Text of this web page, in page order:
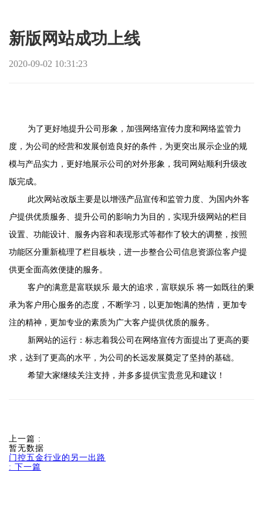
新版网站成功上线
2020-09-02 10:31:23
为了更好地提升公司形象，加强网络宣传力度和网络监管力
度，为公司的经营和发展创造良好的条件，为更突出展示企业的规
模与产品实力，更好地展示公司的对外形象，我司网站顺利升级改
版完成。
此次网站改版主要是以增强产品宣传和监管力度、为国内外客
户提供优质服务、提升公司的影响力为目的，实现升级网站的栏目
设置、功能设计、服务内容和表现形式等都作了较大的调整，按照
功能区分重新梳理了栏目板块，进一步整合公司信息资源位客户提
供更全面高效便捷的服务。
客户的满意是富联娱乐 最大的追求，富联娱乐 将一如既往的秉
承为客户用心服务的态度，不断学习，以更加饱满的热情，更加专
注的精神，更加专业的素质为广大客户提供优质的服务。
新网站的运行：标志着我公司在网络宣传方面提出了更高的要
求，达到了更高的水平，为公司的长远发展奠定了坚持的基础。
希望大家继续关注支持，并多多提供宝贵意见和建议！
上一篇 :
暂无数据
门控五金行业的另一出路
: 下一篇